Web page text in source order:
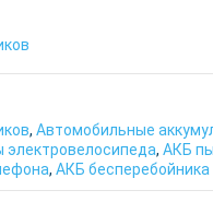
, Автомобильные
электровелосипеда, АКБ
, АКБ бесперебойника